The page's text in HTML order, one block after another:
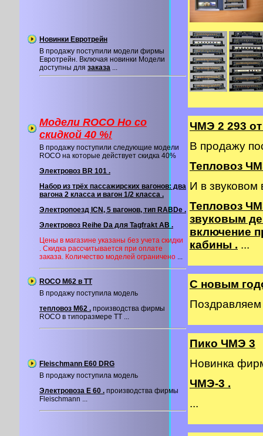
Новинки Евротрейн
В продажу поступили модели фирмы
Евротрейн. Включая новинки Модели
доступны для заказа ...
Модели ROCO Ho со
cкидкой 40 %!
В продажу поступили следующие модели
ROCO на которые действует скидка 40%
Электровоз BR 101 .
Набор из трёх пассажирских вагонов: два
вагона 2 класса и вагон 1/2 класса .
Электропоезд ICN, 5 вагонов, тип RABDe .
Электровоз Reihe Da для Tagfrakt AB .
Цены в магазине указаны без учета скидки
. Скидка рассчитывается при оплате
заказа. Количество моделей ограничено ...
ROCO M62 в ТТ
В продажу поступила модель
тепловоз М62 . производства фирмы
ROCO в типоразмере ТТ ...
Fleischmann E60 DRG
В продажу поступила модель
Электровоза E 60 . производства фирмы
Fleischmann ...
ЧМЭ 2 293
В продажу
Тепловоз
И в звуковом
Тепловоз
звуковым
включение
кабины . ...
С новым
Пико ЧМЭ 3
Новинка
ЧМЭ-3 .
...